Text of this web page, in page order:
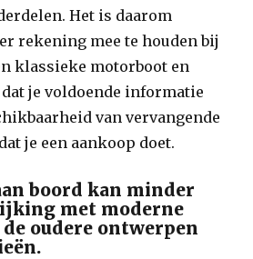
Het is daarom
rekening mee te houden bij
klassieke motorboot en
je voldoende informatie
van vervangende
je een aankoop doet.
boord kan minder
met moderne
oudere ontwerpen